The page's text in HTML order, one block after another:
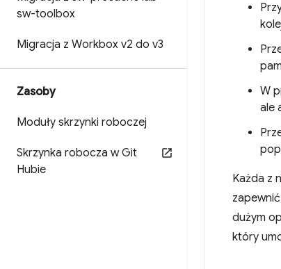
sw-toolbox
Migracja z Workbox v2 do v3
Zasoby
Moduły skrzynki roboczej
Skrzynka robocza w Git
Hubie
W
ale
Każda z
dużym
który